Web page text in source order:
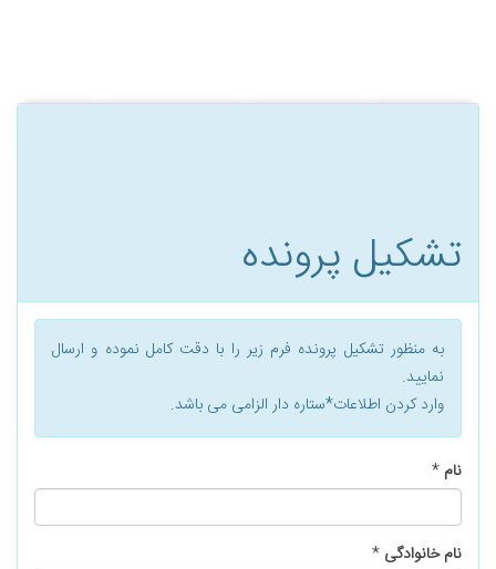
تشكيل پرونده
به منظور تشکیل پرونده فرم زیر را با دقت کامل نموده و ارسال
نمایید.
وارد کردن اطلاعات*ستاره دار الزامی می باشد.
نام *
نام خانوادگی *